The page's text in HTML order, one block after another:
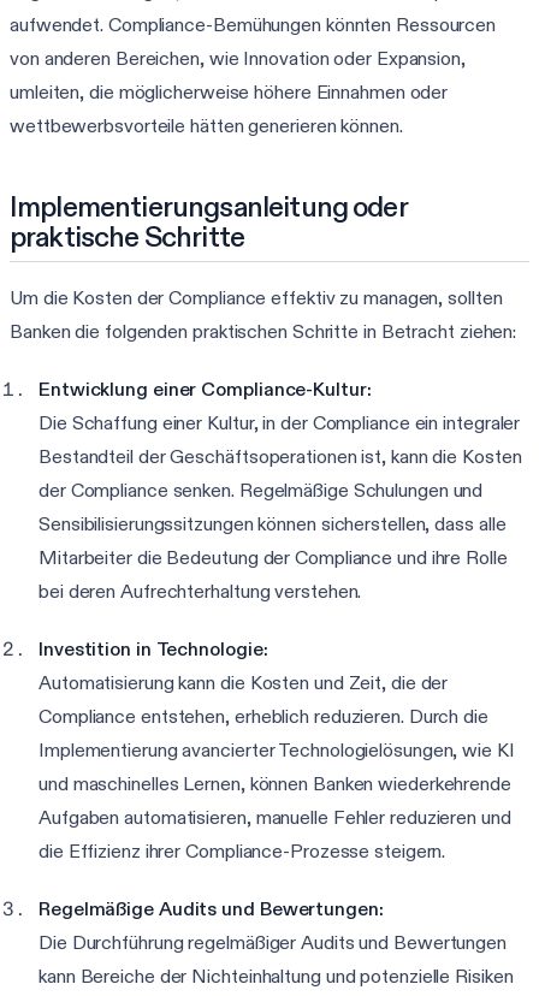
aufwendet. Compliance-Bemühungen könnten Ressourcen
von anderen Bereichen, wie Innovation oder Expansion,
umleiten, die möglicherweise höhere Einnahmen oder
wettbewerbsvorteile hätten generieren können.
Implementierungsanleitung oder
praktische Schritte
Um die Kosten der Compliance effektiv zu managen, sollten
Banken die folgenden praktischen Schritte in Betracht ziehen:
Entwicklung einer Compliance-Kultur:
Die Schaffung einer Kultur, in der Compliance ein integraler
Bestandteil der Geschäftsoperationen ist, kann die Kosten
der Compliance senken. Regelmäßige Schulungen und
Sensibilisierungssitzungen können sicherstellen, dass alle
Mitarbeiter die Bedeutung der Compliance und ihre Rolle
bei deren Aufrechterhaltung verstehen.
Investition in Technologie:
Automatisierung kann die Kosten und Zeit, die der
Compliance entstehen, erheblich reduzieren. Durch die
Implementierung avancierter Technologielösungen, wie KI
und maschinelles Lernen, können Banken wiederkehrende
Aufgaben automatisieren, manuelle Fehler reduzieren und
die Effizienz ihrer Compliance-Prozesse steigern.
Regelmäßige Audits und Bewertungen:
Die Durchführung regelmäßiger Audits und Bewertungen
kann Bereiche der Nichteinhaltung und potenzielle Risiken